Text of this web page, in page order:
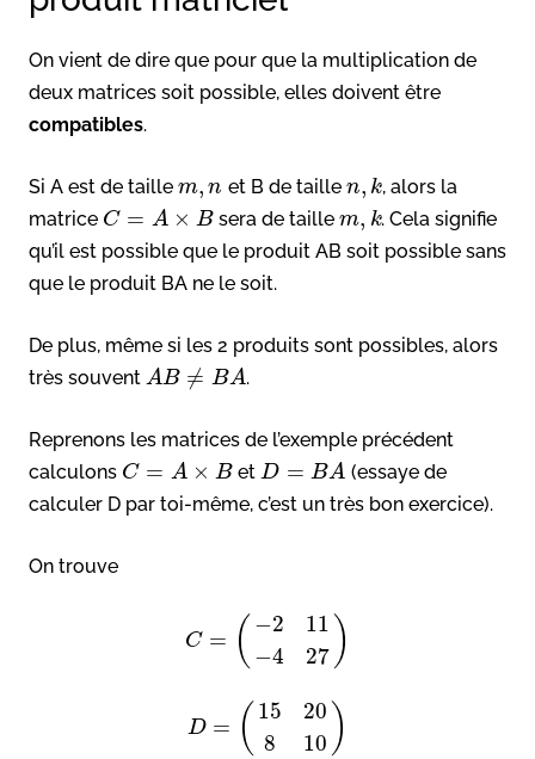
On vient de dire que pour que la multiplication de
deux matrices soit possible, elles doivent être
compatibles.
Si A est de taille m, n et B de taille n, k, alors la
matrice C = A × B sera de taillem, k. Cela signifie
qu’il est possible que le produit AB soit possible sans
que le produit BA ne le soit.
De plus, même si les 2 produits sont possibles, alors
très souvent AB ≠ BA.
Reprenons les matrices de l’exemple précédent
calculons C = A × B etD = BA (essaye de
calculer D par toi-même, c’est un très bon exercice).
On trouve
C = ( −2
−4
11
27 )
D = ( 15
8
20
10 )